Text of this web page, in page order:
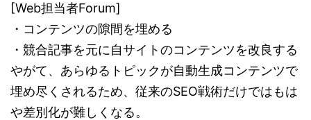
[Web担当者Forum]
・コンテンツの隙間を埋める
・競合記事を元に自サイトのコンテンツを改良する
やがて、あらゆるトピックが自動生成コンテンツで
埋め尽くされるため、従来のSEO戦術だけではもは
や差別化が難しくなる。